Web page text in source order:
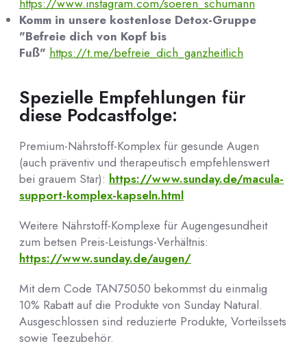
https://www.instagram.com/soeren_schumann
Komm in unsere kostenlose Detox-Gruppe
"Befreie dich von Kopf bis
Fuß" https://t.me/befreie_dich_ganzheitlich
Spezielle Empfehlungen für
diese Podcastfolge:
Premium-Nährstoff-Komplex für gesunde Augen
(auch präventiv und therapeutisch empfehlenswert
bei grauem Star): https://www.sunday.de/macula-
support-komplex-kapseln.html
Weitere Nährstoff-Komplexe für Augengesundheit
zum betsen Preis-Leistungs-Verhältnis:
https://www.sunday.de/augen/
Mit dem Code TAN75050 bekommst du einmalig
10% Rabatt auf die Produkte von Sunday Natural.
Ausgeschlossen sind reduzierte Produkte, Vorteilssets
sowie Teezubehör.